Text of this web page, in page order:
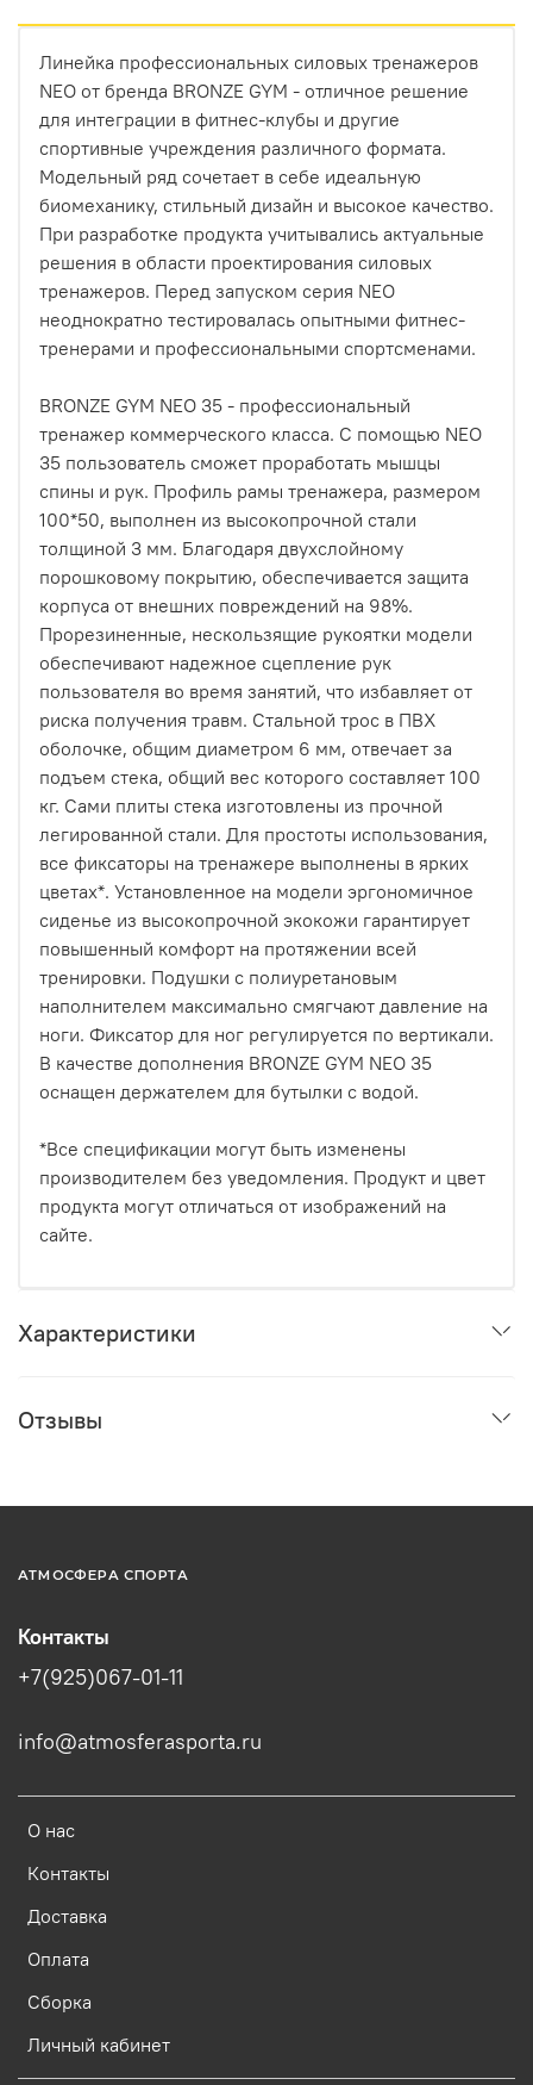
Линейка профессиональных силовых тренажеров
NEO от бренда BRONZE GYM - отличное решение
для интеграции в фитнес-клубы и другие
спортивные учреждения различного формата.
Модельный ряд сочетает в себе идеальную
биомеханику, стильный дизайн и высокое качество.
При разработке продукта учитывались актуальные
решения в области проектирования силовых
тренажеров. Перед запуском серия NEO
неоднократно тестировалась опытными фитнес-
тренерами и профессиональными спортсменами.
BRONZE GYM NEO 35 - профессиональный
тренажер коммерческого класса. С помощью NEO
35 пользователь сможет проработать мышцы
спины и рук. Профиль рамы тренажера, размером
100*50, выполнен из высокопрочной стали
толщиной 3 мм. Благодаря двухслойному
порошковому покрытию, обеспечивается защита
корпуса от внешних повреждений на 98%.
Прорезиненные, нескользящие рукоятки модели
обеспечивают надежное сцепление рук
пользователя во время занятий, что избавляет от
риска получения травм. Стальной трос в ПВХ
оболочке, общим диаметром 6 мм, отвечает за
подъем стека, общий вес которого составляет 100
кг. Сами плиты стека изготовлены из прочной
легированной стали. Для простоты использования,
все фиксаторы на тренажере выполнены в ярких
цветах*. Установленное на модели эргономичное
сиденье из высокопрочной экокожи гарантирует
повышенный комфорт на протяжении всей
тренировки. Подушки с полиуретановым
наполнителем максимально смягчают давление на
ноги. Фиксатор для ног регулируется по вертикали.
В качестве дополнения BRONZE GYM NEO 35
оснащен держателем для бутылки с водой.
*Все спецификации могут быть изменены
производителем без уведомления. Продукт и цвет
продукта могут отличаться от изображений на
сайте.
Характеристики
Отзывы
АТМОСФЕРА СПОРТА
О нас
Контакты
Доставка
Оплата
Сборка
Личный кабинет
Контакты
+7(925)067-01-11
info@atmosferasporta.ru